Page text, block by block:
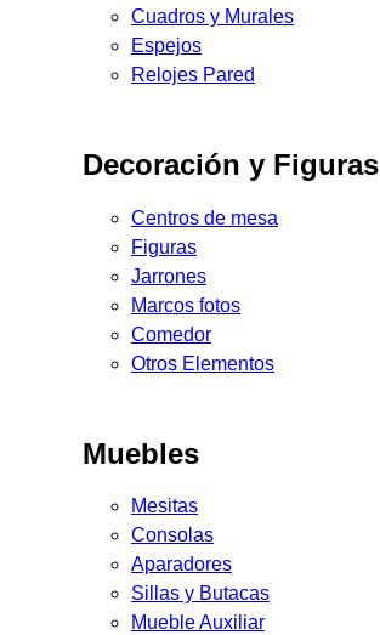
Cuadros y Murales
Espejos
Relojes Pared
Decoración y Figuras
Centros de mesa
Figuras
Jarrones
Marcos fotos
Comedor
Otros Elementos
Muebles
Mesitas
Consolas
Aparadores
Sillas y Butacas
Mueble Auxiliar